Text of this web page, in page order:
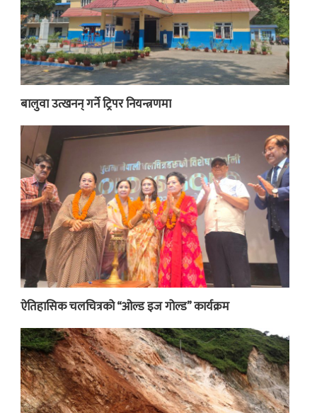
बालुवा उत्खनन् गर्ने ट्रिपर नियन्त्रणमा
ऐतिहासिक चलचित्रको “ओल्ड इज गोल्ड” कार्यक्रम